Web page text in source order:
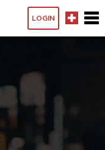
LOGIN